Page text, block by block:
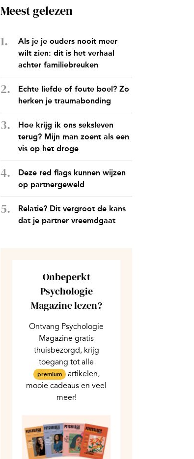
Meest gelezen
Als je je ouders nooit meer
wilt zien: dit is het verhaal
achter familiebreuken
Echte liefde of foute boel? Zo
herken je traumabonding
Hoe krijg ik ons seksleven
terug? Mijn man zoent als een
vis op het droge
Deze red flags kunnen wijzen
op partnergeweld
Relatie? Dit vergroot de kans
dat je partner vreemdgaat
Onbeperkt
Psychologie
Magazine lezen?
Ontvang Psychologie
Magazine gratis
thuisbezorgd, krijg
toegang tot alle
premium artikelen,
mooie cadeaus en veel
meer!